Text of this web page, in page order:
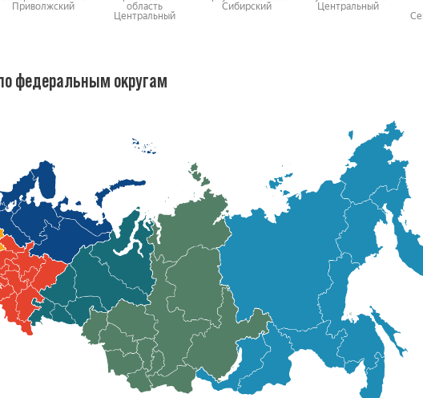
Приволжский
область
Центральный
Сибирский
Центральный
федеральным округам